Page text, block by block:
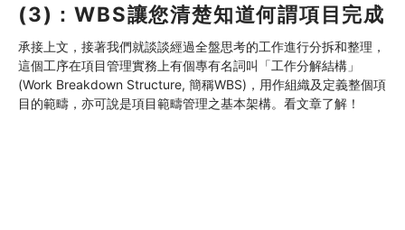
(3)：WBS讓您清楚知道何謂項目完成
承接上文，接著我們就談談經過全盤思考的工作進行分拆和整理，
這個工序在項目管理實務上有個專有名詞叫「工作分解結構」
(Work Breakdown Structure, 簡稱WBS)，用作組織及定義整個項
目的範疇，亦可說是項目範疇管理之基本架構。看文章了解！